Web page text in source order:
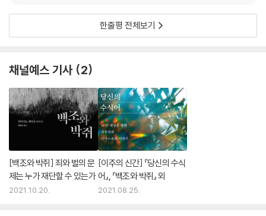
한줄평 전체보기
채널예스 기사 2
[백조와 박쥐] 죄와 벌의 문
제는 누가 재단할 수 있는가
2021.10.20.
[이주의 신간] 『당신의 수식
어』, 『백조와 박쥐』 외
2021.08.25.